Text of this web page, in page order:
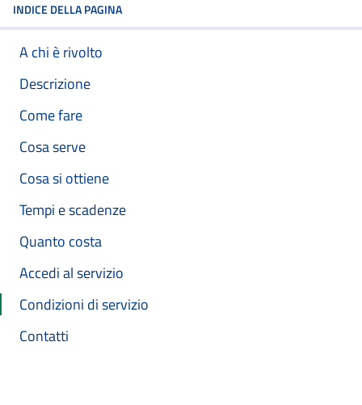
INDICE DELLA PAGINA
A chi è rivolto
Descrizione
Come fare
Cosa serve
Cosa si ottiene
Tempi e scadenze
Quanto costa
Accedi al servizio
Condizioni di servizio
Contatti